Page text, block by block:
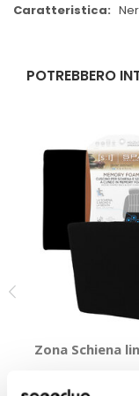
POTREBBERO
Zona Schiena